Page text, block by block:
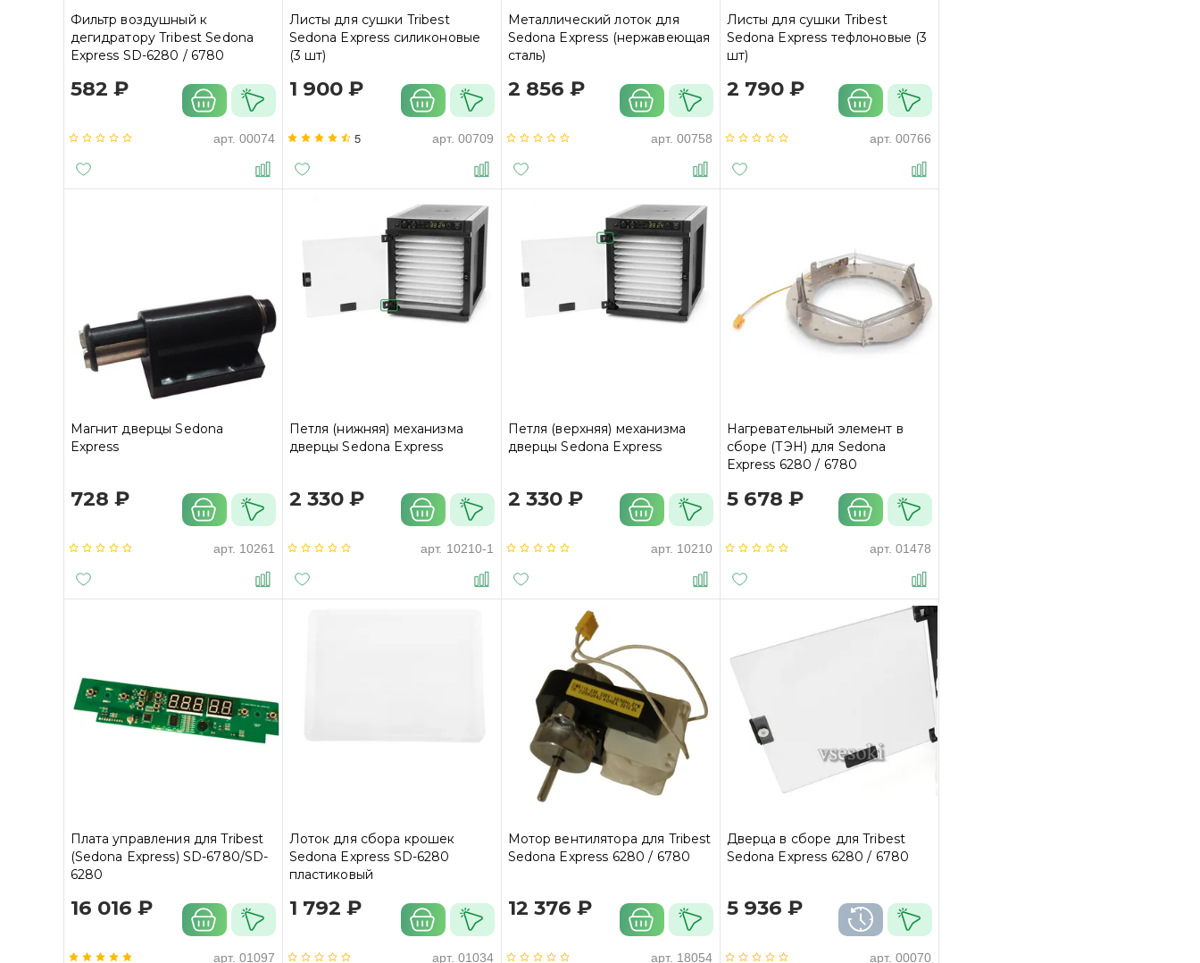
Фильтр воздушный к
дегидратору Tribest Sedona
Express SD-6280 / 6780
582 ₽
арт. 00074
Листы для сушки Tribest
Sedona Express силиконовые
(3 шт)
1 900 ₽
5 арт. 00709
Металлический лоток для
Sedona Express (нержавеющая
сталь)
2 856 ₽
арт. 00758
Листы для сушки Tribest
Sedona Express тефлоновые (3
шт)
2 790 ₽
арт. 00766
Магнит дверцы Sedona
Express
728 ₽
арт. 10261
Петля (нижняя) механизма
дверцы Sedona Express
2 330 ₽
арт. 10210-1
Петля (верхняя) механизма
дверцы Sedona Express
2 330 ₽
арт. 10210
Нагревательный элемент в
сборе (ТЭН) для Sedona
Express 6280 / 6780
5 678 ₽
арт. 01478
Плата управления для Tribest
(Sedona Express) SD-6780/SD-
6280
16 016 ₽
арт. 01097
Лоток для сбора крошек
Sedona Express SD-6280
пластиковый
1 792 ₽
арт. 01034
Мотор вентилятора для Tribest
Sedona Express 6280 / 6780
12 376 ₽
арт. 18054
Дверца в сборе для Tribest
Sedona Express 6280 / 6780
5 936 ₽
арт. 00070